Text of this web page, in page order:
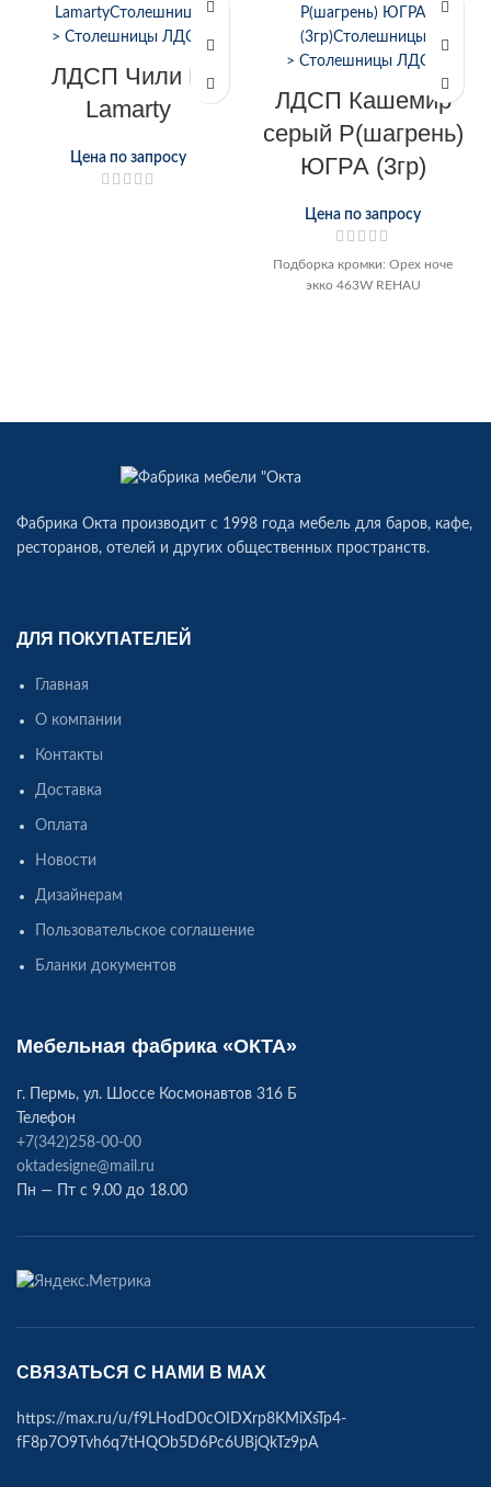
ЛДСП Чили Р
Lamarty
Цена по запросу
ЛДСП Кашемир
серый Р(шагрень)
ЮГРА (3гр)
Цена по запросу
Подборка кромки: Орех ноче
экко 463W REHAU
Фабрика Окта производит c 1998 года мебель для баров, кафе,
ресторанов, отелей и других общественных пространств.
ДЛЯ ПОКУПАТЕЛЕЙ
Главная
О компании
Контакты
Доставка
Оплата
Новости
Дизайнерам
Пользовательское соглашение
Бланки документов
Мебельная фабрика «ОКТА»
г. Пермь, ул. Шоссе Космонавтов 316 Б
Телефон
+7(342)258-00-00
oktadesigne@mail.ru
Пн — Пт с 9.00 до 18.00
СВЯЗАТЬСЯ С НАМИ В МАХ
https://max.ru/u/f9LHodD0cOIDXrp8KMiXsTp4-
fF8p7O9Tvh6q7tHQOb5D6Pc6UBjQkTz9pA